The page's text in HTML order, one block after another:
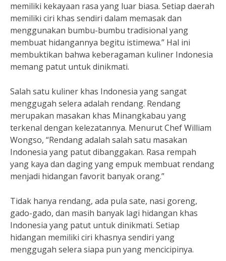
memiliki kekayaan rasa yang luar biasa. Setiap daerah
memiliki ciri khas sendiri dalam memasak dan
menggunakan bumbu-bumbu tradisional yang
membuat hidangannya begitu istimewa.” Hal ini
membuktikan bahwa keberagaman kuliner Indonesia
memang patut untuk dinikmati.
Salah satu kuliner khas Indonesia yang sangat
menggugah selera adalah rendang. Rendang
merupakan masakan khas Minangkabau yang
terkenal dengan kelezatannya. Menurut Chef William
Wongso, “Rendang adalah salah satu masakan
Indonesia yang patut dibanggakan. Rasa rempah
yang kaya dan daging yang empuk membuat rendang
menjadi hidangan favorit banyak orang.”
Tidak hanya rendang, ada pula sate, nasi goreng,
gado-gado, dan masih banyak lagi hidangan khas
Indonesia yang patut untuk dinikmati. Setiap
hidangan memiliki ciri khasnya sendiri yang
menggugah selera siapa pun yang mencicipinya.